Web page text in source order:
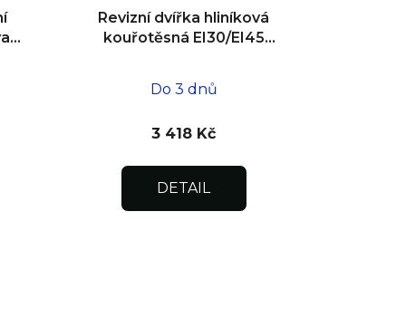
Revizní dvířka hliníková
kouřotěsná EI30/EI45
Do 3 dnů
3 418 Kč
DETAIL